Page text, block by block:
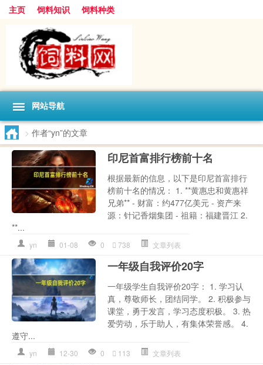
主页 饲料知识 饲料种类
网站导航
> 作者“yn”的文章
印尼首富排行榜前十名
根据最新的信息，以下是印尼首富排行
榜前十名的情况： 1. **黄惠忠和黄惠祥
兄弟** - 财富：约477亿美元 - 资产来
源：针记香烟集团 - 祖籍：福建晋江 2.
**...
yn 01-08 0 738 文章列表
一年级自我评价20字
一年级学生自我评价20字： 1. 学习认
真，尊敬师长，团结同学。 2. 积极参与
课堂，勇于发言，学习态度积极。 3. 热
爱劳动，乐于助人，有集体荣誉感。 4.
遵守...
yn 12-30 0 113 文章列表